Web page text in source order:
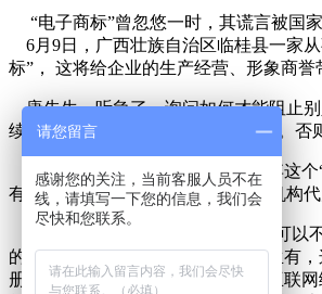
“电子商标”曾忽悠一时，其谎言被国
6月9日，广西壮族自治区临桂县一家
标”， 这将给企业的生产经营、形象商誉
唐先生一听急了，询问如何才能阻止
续费用即可，收费标准是每年500元。否
“电子商标”是一个什么概念？放弃这
有企业正准备花钱请这个认证服务机构
“ 其实‘电子商标’子虚乌有，企业可以
的“放弃电子商标使用权”也是无中生有
册“电子商标”是违法行为，并配合互联
请您留言
感谢您的关注，当前客服人员不在
线，请填写一下您的信息，我们会
尽快和您联系。